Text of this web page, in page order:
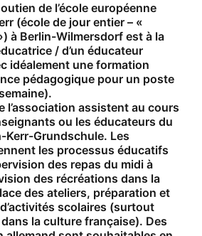
de l’école européenne
(école de jour entier – «
à Berlin-Wilmersdorf est à la
/ d’un éducateur
idéalement une formation
pédagogique pour un poste
l’association assistent au cours
ou les éducateurs du
Kerr-Grundschule. Les
les processus éducatifs
des repas du midi à
des récréations dans la
des ateliers, préparation et
scolaires (surtout
la culture française). Des